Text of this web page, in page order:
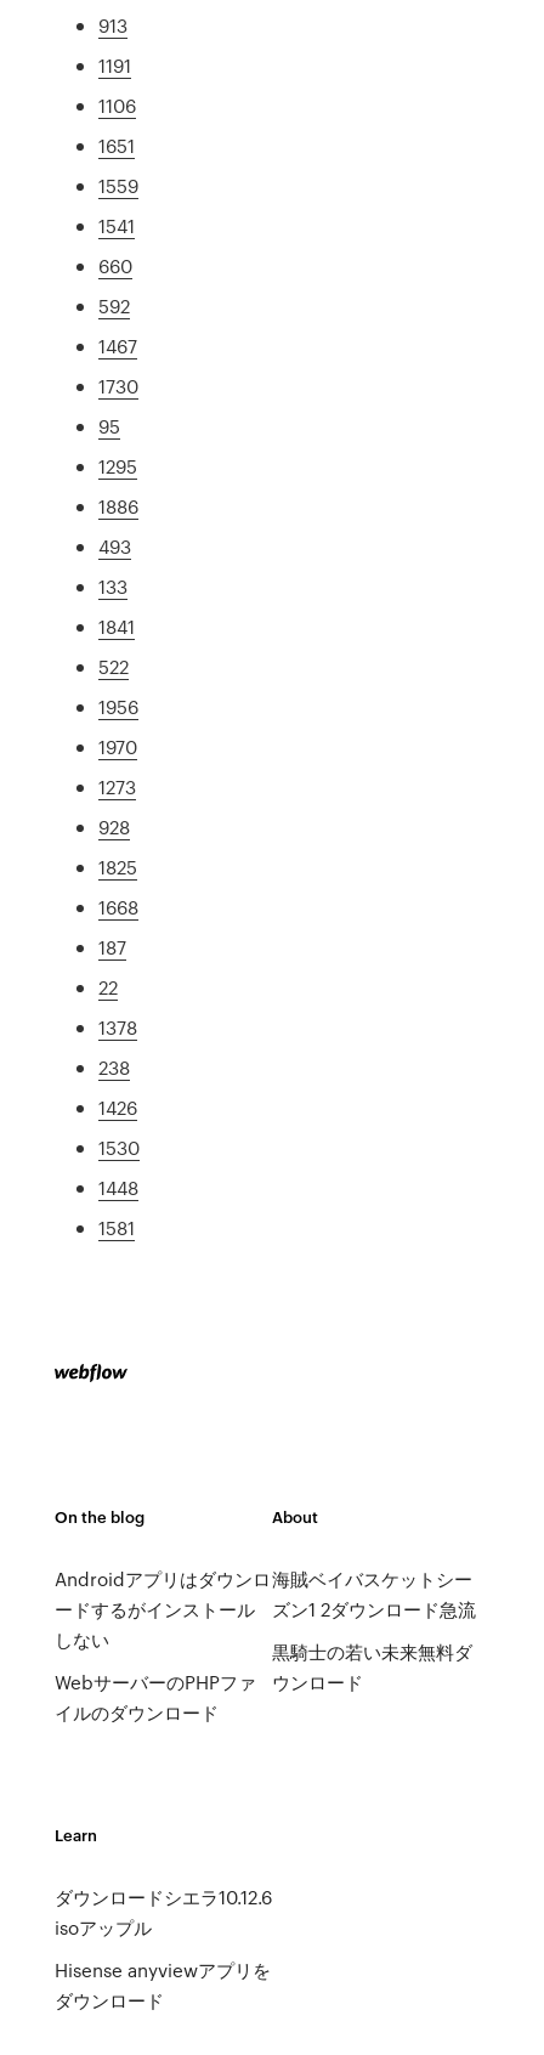
913
1191
1106
1651
1559
1541
660
592
1467
1730
95
1295
1886
493
133
1841
522
1956
1970
1273
928
1825
1668
187
22
1378
238
1426
1530
1448
1581
On the blog
Androidアプリはダウンロ
ードするがインストール
しない
WebサーバーのPHPファ
イルのダウンロード
About
海賊ベイバスケットシー
ズン1 2ダウンロード急流
黒騎士の若い未来無料ダ
ウンロード
Learn
ダウンロードシエラ10.12.6
isoアップル
Hisense anyviewアプリを
ダウンロード